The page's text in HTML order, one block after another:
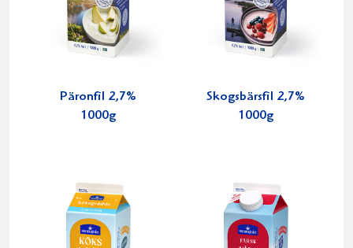
Päronfil 2,7%
1000g
Skogsbärsfil 2,7%
1000g